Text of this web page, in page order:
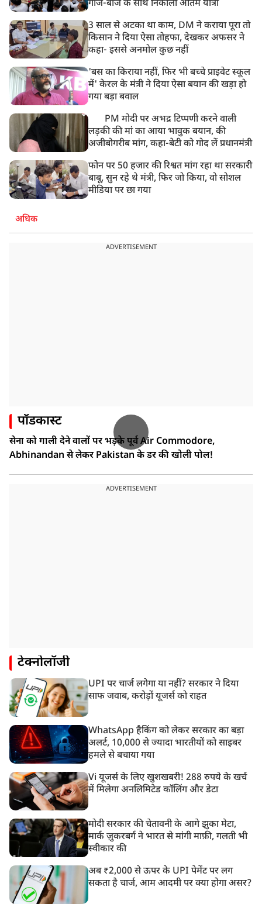
गाजे-बाजे के साथ निकाली अंतिम यात्रा
3 साल से अटका था काम, DM ने कराया पूरा तो
किसान ने दिया ऐसा तोहफा, देखकर अफसर ने
कहा- इससे अनमोल कुछ नहीं
'बस का किराया नहीं, फिर भी बच्चे प्राइवेट स्कूल
में' केरल के मंत्री ने दिया ऐसा बयान की खड़ा हो
गया बड़ा बवाल
PM मोदी पर अभद्र टिप्पणी करने वाली
लड़की की मां का आया भावुक बयान, की
अजीबोगरीब मांग, कहा-बेटी को गोद लें प्रधानमंत्री
फोन पर 50 हजार की रिश्वत मांग रहा था सरकारी
बाबू, सुन रहे थे मंत्री, फिर जो किया, वो सोशल
मीडिया पर छा गया
अधिक
ADVERTISEMENT
पॉडकास्ट
सेना को गाली देने वालों पर भड़के पूर्व Air Commodore,
Abhinandan से लेकर Pakistan के डर की खोली पोल!
ADVERTISEMENT
टेक्नोलॉजी
UPI पर चार्ज लगेगा या नहीं? सरकार ने दिया
साफ जवाब, करोड़ों यूजर्स को राहत
WhatsApp हैकिंग को लेकर सरकार का बड़ा
अलर्ट, 10,000 से ज्यादा भारतीयों को साइबर
हमले से बचाया गया
Vi यूजर्स के लिए खुशखबरी! 288 रुपये के खर्च
में मिलेगा अनलिमिटेड कॉलिंग और डेटा
मोदी सरकार की चेतावनी के आगे झुका मेटा,
मार्क ज़ुकरबर्ग ने भारत से मांगी माफ़ी, गलती भी
स्वीकार की
अब ₹2,000 से ऊपर के UPI पेमेंट पर लग
सकता है चार्ज, आम आदमी पर क्या होगा असर?